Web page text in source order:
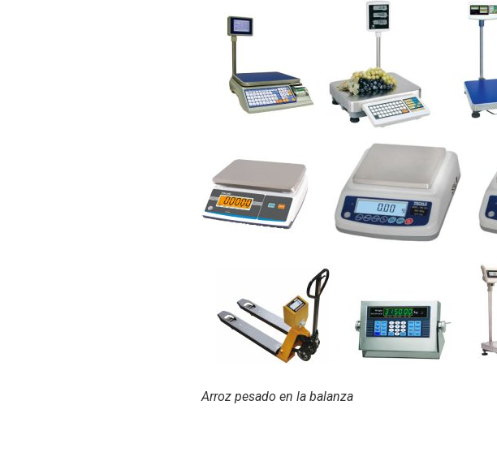
Arroz pesado en la balanza